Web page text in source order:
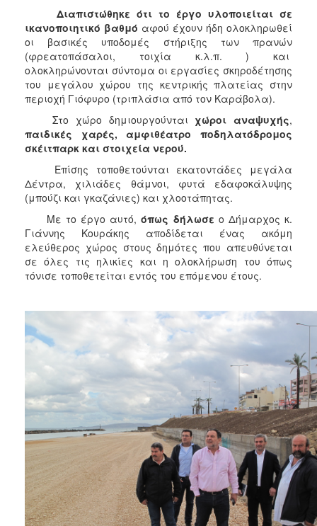
ΤΟΠΟΣ
ΠΟΛΙΤΙΣΜΟΣ
ΑΝΘΕΚΤΙΚΗ
ΠΟΛΗ
Διαπιστώθηκε ότι το έργο υλοποιείται σε
ικανοποιητικό βαθμό αφού έχουν ήδη ολοκληρωθεί
οι βασικές υποδομές στήριξης των πρανών
(φρεατοπάσαλοι, τοιχία κ.λ.π. ) και
ολοκληρώνονται σύντομα οι εργασίες σκηροδέτησης
του μεγάλου χώρου της κεντρικής πλατείας στην
περιοχή Γιόφυρο (τριπλάσια από τον Καράβολα).
Στο χώρο δημιουργούνται χώροι αναψυχής,
παιδικές χαρές, αμφιθέατρο ποδηλατόδρομος
σκέιτπαρκ και στοιχεία νερού.
Επίσης τοποθετούνται εκατοντάδες μεγάλα
Δέντρα, χιλιάδες θάμνοι, φυτά εδαφοκάλυψης
(μπούζι και γκαζάνιες) και χλοοτάπητας.
Με το έργο αυτό, όπως δήλωσε ο Δήμαρχος κ.
Γιάννης Κουράκης αποδίδεται ένας ακόμη
ελεύθερος χώρος στους δημότες που απευθύνεται
σε όλες τις ηλικίες και η ολοκλήρωση του όπως
τόνισε τοποθετείται εντός του επόμενου έτους.